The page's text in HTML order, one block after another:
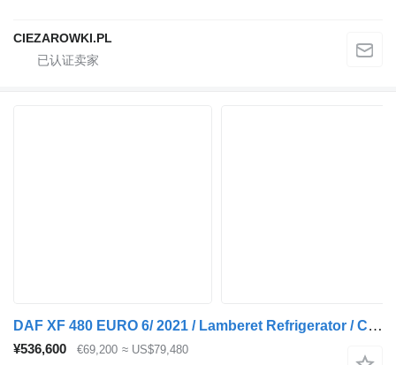
CIEZAROWKI.PL
DAF XF 480 EURO 6/ 2021 / Lamberet Refrigerator / Carrier Vector 155
¥536,600 €69,200 ≈ US$79,480